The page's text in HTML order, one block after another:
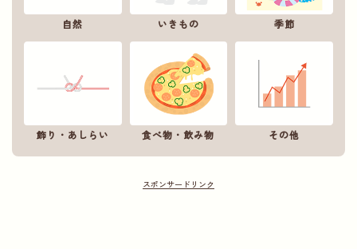
自然 いきもの 季節
飾り・あしらい 食べ物・飲み物 その他